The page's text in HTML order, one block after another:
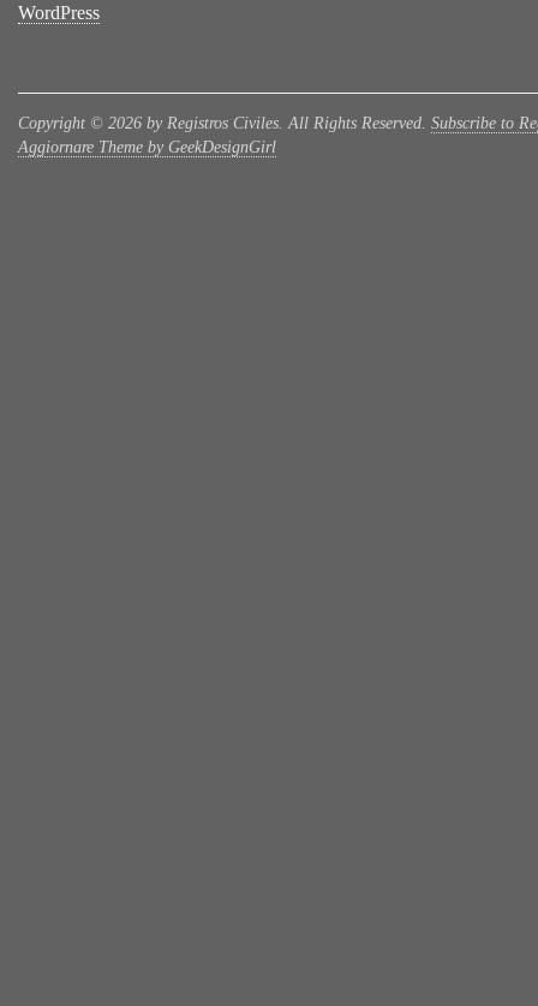
WordPress
Copyright © 2026 by Registros Civiles. All Rights Reserved. Subscribe to
Aggiornare Theme by GeekDesignGirl